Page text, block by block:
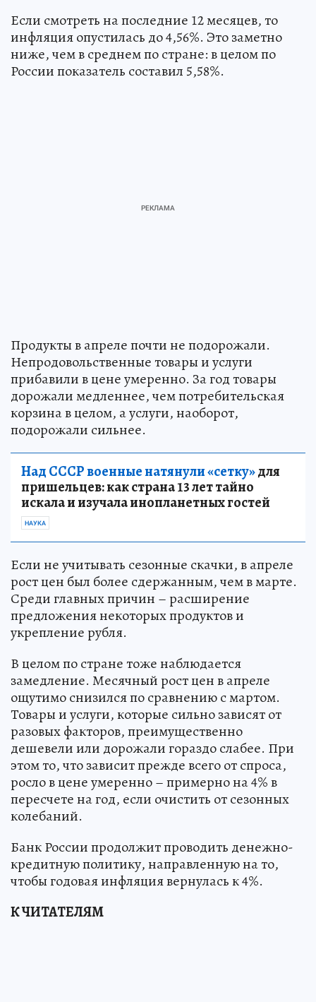
Если смотреть на последние 12 месяцев, то
инфляция опустилась до 4,56%. Это заметно
ниже, чем в среднем по стране: в целом по
России показатель составил 5,58%.
Продукты в апреле почти не подорожали.
Непродовольственные товары и услуги
прибавили в цене умеренно. За год товары
дорожали медленнее, чем потребительская
корзина в целом, а услуги, наоборот,
подорожали сильнее.
Над СССР военные натянули «сетку»для
пришельцев: как страна 13 лет тайно
искала и изучала инопланетных гостей
НАУКА
Если не учитывать сезонные скачки, в апреле
рост цен был более сдержанным, чем в марте.
Среди главных причин – расширение
предложения некоторых продуктов и
укрепление рубля.
В целом по стране тоже наблюдается
замедление. Месячный рост цен в апреле
ощутимо снизился по сравнению с мартом.
Товары и услуги, которые сильно зависят от
разовых факторов, преимущественно
дешевели или дорожали гораздо слабее. При
этом то, что зависит прежде всего от спроса,
росло в цене умеренно – примерно на 4% в
пересчете на год, если очистить от сезонных
колебаний.
Банк России продолжит проводить денежно-
кредитную политику, направленную на то,
чтобы годовая инфляция вернулась к 4%.
К ЧИТАТЕЛЯМ